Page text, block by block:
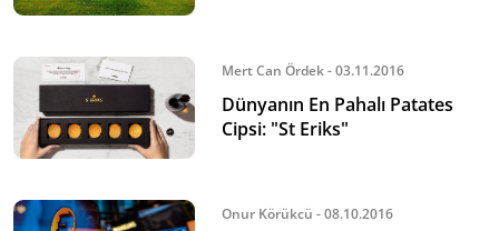
Mert Can Ördek - 03.11.2016
Dünyanın En Pahalı Patates
Cipsi: "St Eriks"
Onur Körükcü - 08.10.2016